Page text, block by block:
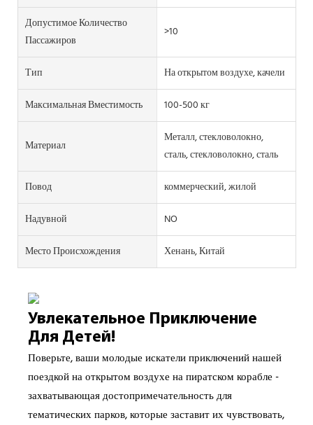
Допустимое Количество
Пассажиров
>10
Тип
На открытом воздухе, качели
Максимальная Вместимость
100-500 кг
Материал
Металл, стекловолокно,
сталь, стекловолокно, сталь
Повод
коммерческий, жилой
Надувной
NO
Место Происхождения
Хенань, Китай
Увлекательное Приключение
Для Детей!
Поверьте, ваши молодые искатели приключений нашей
поездкой на открытом воздухе на пиратском корабле -
захватывающая достопримечательность для
тематических парков, которые заставит их чувствовать,